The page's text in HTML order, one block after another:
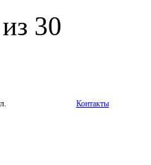
30
Контакты